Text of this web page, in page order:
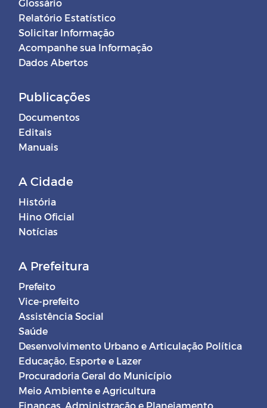
Glossário
Relatório Estatístico
Solicitar Informação
Acompanhe sua Informação
Dados Abertos
Publicações
Documentos
Editais
Manuais
A Cidade
História
Hino Oficial
Notícias
A Prefeitura
Prefeito
Vice-prefeito
Assistência Social
Saúde
Desenvolvimento Urbano e Articulação Política
Educação, Esporte e Lazer
Procuradoria Geral do Município
Meio Ambiente e Agricultura
Finanças, Administração e Planejamento